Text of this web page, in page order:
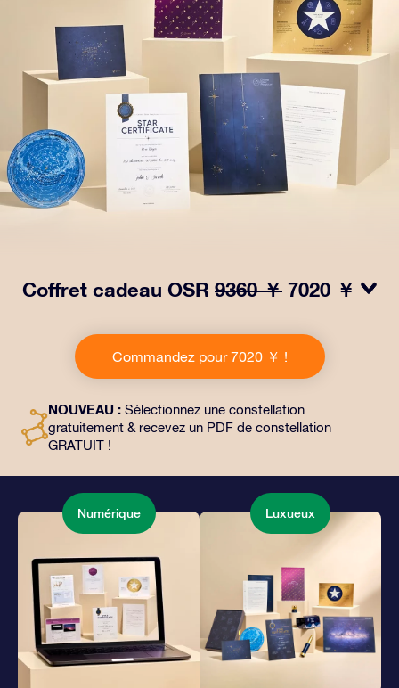
Coffret cadeau OSR 9360 ￥ 7020 ￥
Ce cadeau comprend une belle enveloppe et des
documents personnalisés envoyés à l’adresse de votre
choix, ainsi que des documents numériques et
façon magique d’offrir un cadeau éternel à vos amis et
à vos proches.
Commandez pour 7020 ￥ !
NOUVEAU : Sélectionnez une constellation
gratuitement & recevez un PDF de constellation
GRATUIT !
Numérique Luxueux